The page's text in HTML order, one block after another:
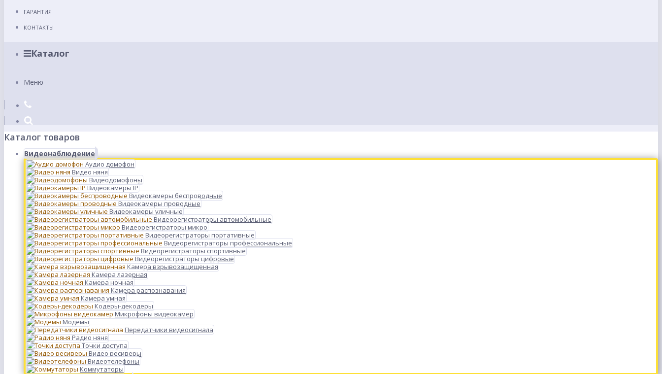
ГАРАНТИЯ
КОНТАКТЫ
Каталог
Меню
Каталог товаров
Видеонаблюдение
Аудио домофон
Видео няня
Видеодомофоны
Видеокамеры IP
Видеокамеры беспроводные
Видеокамеры проводные
Видеокамеры уличные
Видеорегистраторы автомобильные
Видеорегистраторы микро
Видеорегистраторы портативные
Видеорегистраторы профессиональные
Видеорегистраторы спортивные
Видеорегистраторы цифровые
Камера взрывозащищенная
Камера лазерная
Камера ночная
Камера распознавания
Камера умная
Кодеры-декодеры
Микрофоны видеокамер
Модемы
Передатчики видеосигнала
Радио няня
Точки доступа
Видео ресиверы
Видеотелефоны
Коммутаторы